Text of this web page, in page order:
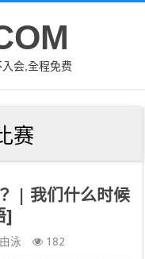
会,全程免费
赛
| 我们什么时候
]
泳 182